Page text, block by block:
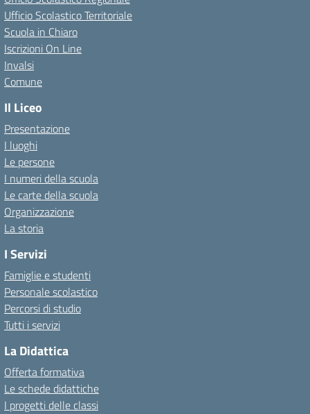
Ufficio Scolastico Territoriale
Scuola in Chiaro
Iscrizioni On Line
Invalsi
Comune
Il Liceo
Presentazione
I luoghi
Le persone
I numeri della scuola
Le carte della scuola
Organizzazione
La storia
I Servizi
Famiglie e studenti
Personale scolastico
Percorsi di studio
Tutti i servizi
La Didattica
Offerta formativa
Le schede didattiche
I progetti delle classi